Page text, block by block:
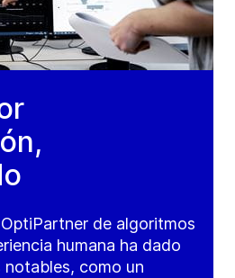
de algoritmos
humana ha dado
notables, como un